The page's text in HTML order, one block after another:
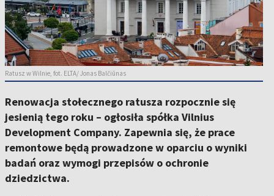
Ratusz w Wilnie, fot. ELTA/ Jonas Balčiūnas
Renowacja stołecznego ratusza rozpocznie się
jesienią tego roku – ogłosiła spółka Vilnius
Development Company. Zapewnia się, że prace
remontowe będą prowadzone w oparciu o wyniki
badań oraz wymogi przepisów o ochronie
dziedzictwa.